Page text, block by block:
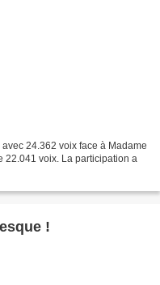
24.362 voix face à Madame
22.041 voix. La participation a
!